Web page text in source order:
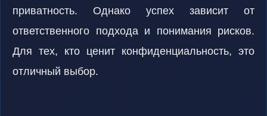
приватность. Однако успех зависит от
ответственного подхода и понимания рисков.
Для тех, кто ценит конфиденциальность, это
отличный выбор.